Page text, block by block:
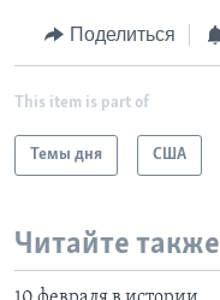
Поделиться
This item is part of
Темы дня США
Читайте также